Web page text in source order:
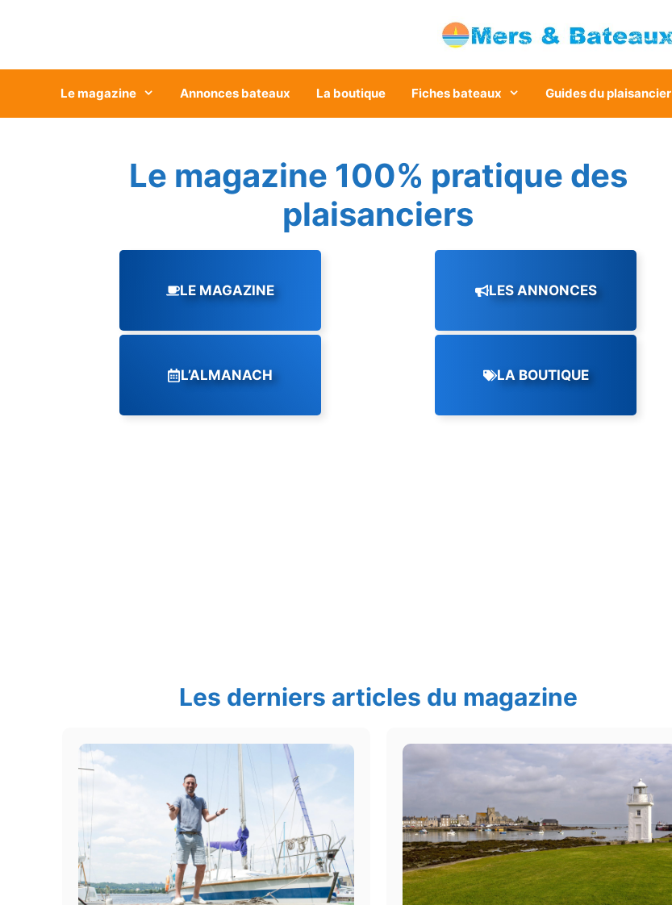
Le magazine Annonces bateaux La boutique Fiches bateaux Guides du plaisancier
Le magazine 100% pratique des
plaisanciers
LE MAGAZINE LES ANNONCES
L’ALMANACH LA BOUTIQUE
Les derniers articles du magazine